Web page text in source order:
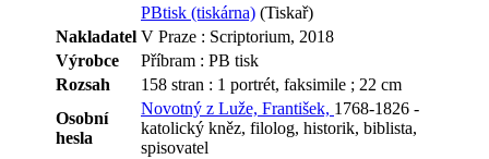
PBtisk (tiskárna) (Tiskař)
Nakladatel V Praze : Scriptorium, 2018
Výrobce
Příbram : PB tisk
Rozsah
158 stran : 1 portrét, faksimile ; 22 cm
Osobní
hesla
Novotný z Luže, František, 1768-1826 -
katolický kněz, filolog, historik, biblista,
spisovatel